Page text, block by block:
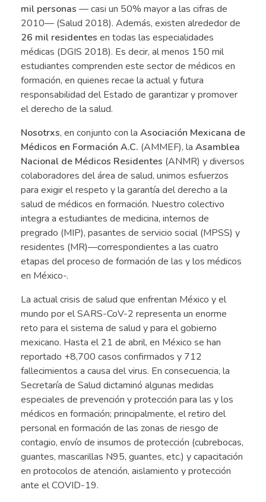
mil personas — casi un 50% mayor a las cifras de
2010— (Salud 2018). Además, existen alrededor de
26 mil residentes en todas las especialidades
médicas (DGIS 2018). Es decir, al menos 150 mil
estudiantes comprenden este sector de médicos en
formación, en quienes recae la actual y futura
responsabilidad del Estado de garantizar y promover
el derecho de la salud.
Nosotrxs, en conjunto con la Asociación Mexicana de
Médicos en Formación A.C. (AMMEF), la Asamblea
Nacional de Médicos Residentes (ANMR) y diversos
colaboradores del área de salud, unimos esfuerzos
para exigir el respeto y la garantía del derecho a la
salud de médicos en formación. Nuestro colectivo
integra a estudiantes de medicina, internos de
pregrado (MIP), pasantes de servicio social (MPSS) y
residentes (MR)—correspondientes a las cuatro
etapas del proceso de formación de las y los médicos
en México-.
La actual crisis de salud que enfrentan México y el
mundo por el SARS-CoV-2 representa un enorme
reto para el sistema de salud y para el gobierno
mexicano. Hasta el 21 de abril, en México se han
reportado +8,700 casos confirmados y 712
fallecimientos a causa del virus. En consecuencia, la
Secretaría de Salud dictaminó algunas medidas
especiales de prevención y protección para las y los
médicos en formación; principalmente, el retiro del
personal en formación de las zonas de riesgo de
contagio, envío de insumos de protección (cubrebocas,
guantes, mascarillas N95, guantes, etc.) y capacitación
en protocolos de atención, aislamiento y protección
ante el COVID-19.